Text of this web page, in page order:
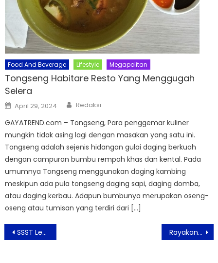
Food And Beverage Lifestyle Megapolitan
Tongseng Habitare Resto Yang Menggugah
Selera
Posted
on
April 29, 2024 Author
Redaksi
GAYATREND.com – Tongseng, Para penggemar kuliner
mungkin tidak asing lagi dengan masakan yang satu ini.
Tongseng adalah sejenis hidangan gulai daging berkuah
dengan campuran bumbu rempah khas dan kental. Pada
umumnya Tongseng menggunakan daging kambing
meskipun ada pula tongseng daging sapi, daging domba,
atau daging kerbau. Adapun bumbunya merupakan oseng-
oseng atau tumisan yang terdiri dari […]
Post
navigation
SSST Lebih dari Sekadar Streetwear, Sebuah Wadah Ide dan Eksperimentasi Fashion Rayakan Natal dan Malam Tahun Baru di Hotel Kimaya Slipi Jakarta by Harris